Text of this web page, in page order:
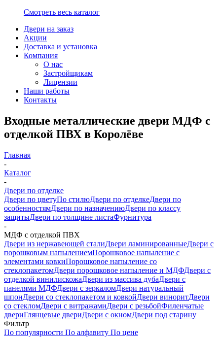
Смотреть весь каталог
Двери на заказ
Акции
Доставка и установка
Компания
О нас
Застройщикам
Лицензии
Наши работы
Контакты
Входные металлические двери МДФ с
отделкой ПВХ в Королёве
Главная
-
Каталог
-
Двери по отделке
Двери по цветуПо стилюДвери по отделкеДвери по
особенностямДвери по назначениюДвери по классу
защитыДвери по толщине листаФурнитура
-
МДФ с отделкой ПВХ
Двери из нержавеющей сталиДвери ламинированныеДвери с
порошковым напылениемПорошковое напыление с
элементами ковкиПорошковое напыление со
стеклопакетомДвери порошковое напыление и МДФДвери с
отделкой винилискожаДвери из массива дубаДвери с
панелями МДФДвери с зеркаломДвери натуральный
шпонДвери со стеклопакетом и ковкойДвери виноритДвери
со стекломДвери с витражамиДвери с резьбойФиленчатые
двериГлянцевые двериДвери с окномДвери под старину
Фильтр
По популярности По алфавиту По цене